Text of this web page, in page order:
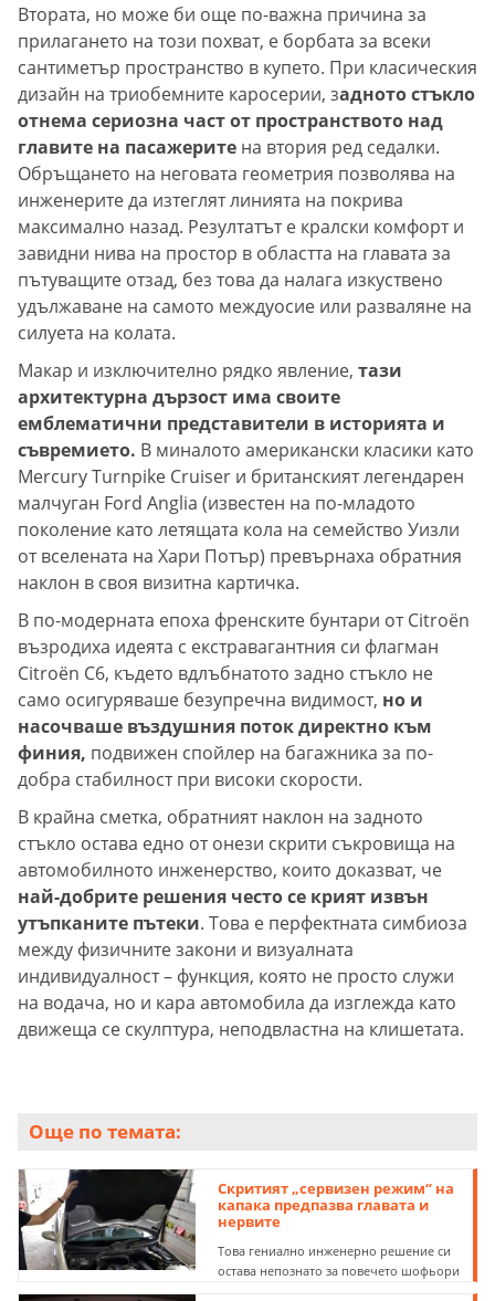
Втората, но може би още по-важна причина за
прилагането на този похват, е борбата за всеки
сантиметър пространство в купето. При класическия
дизайн на триобемните каросерии, задното стъкло
отнема сериозна част от пространството над
главите на пасажерите на втория ред седалки.
Обръщането на неговата геометрия позволява на
инженерите да изтеглят линията на покрива
максимално назад. Резултатът е кралски комфорт и
завидни нива на простор в областта на главата за
пътуващите отзад, без това да налага изкуствено
удължаване на самото междуосие или разваляне на
силуета на колата.
Макар и изключително рядко явление, тази
архитектурна дързост има своите
емблематични представители в историята и
съвремието. В миналото американски класики като
Mercury Turnpike Cruiser и британският легендарен
малчуган Ford Anglia (известен на по-младото
поколение като летящата кола на семейство Уизли
от вселената на Хари Потър) превърнаха обратния
наклон в своя визитна картичка.
В по-модерната епоха френските бунтари от Citroën
възродиха идеята с екстравагантния си флагман
Citroën C6, където вдлъбнатото задно стъкло не
само осигуряваше безупречна видимост, но и
насочваше въздушния поток директно към
финия, подвижен спойлер на багажника за по-
добра стабилност при високи скорости.
В крайна сметка, обратният наклон на задното
стъкло остава едно от онези скрити съкровища на
автомобилното инженерство, които доказват, че
най-добрите решения често се крият извън
утъпканите пътеки. Това е перфектната симбиоза
между физичните закони и визуалната
индивидуалност – функция, която не просто служи
на водача, но и кара автомобила да изглежда като
движеща се скулптура, неподвластна на клишетата.
Още по темата:
Скритият „сервизен режим“ на
капака предпазва главата и
нервите
Това гениално инженерно решение си
остава непознато за повечето шофьори